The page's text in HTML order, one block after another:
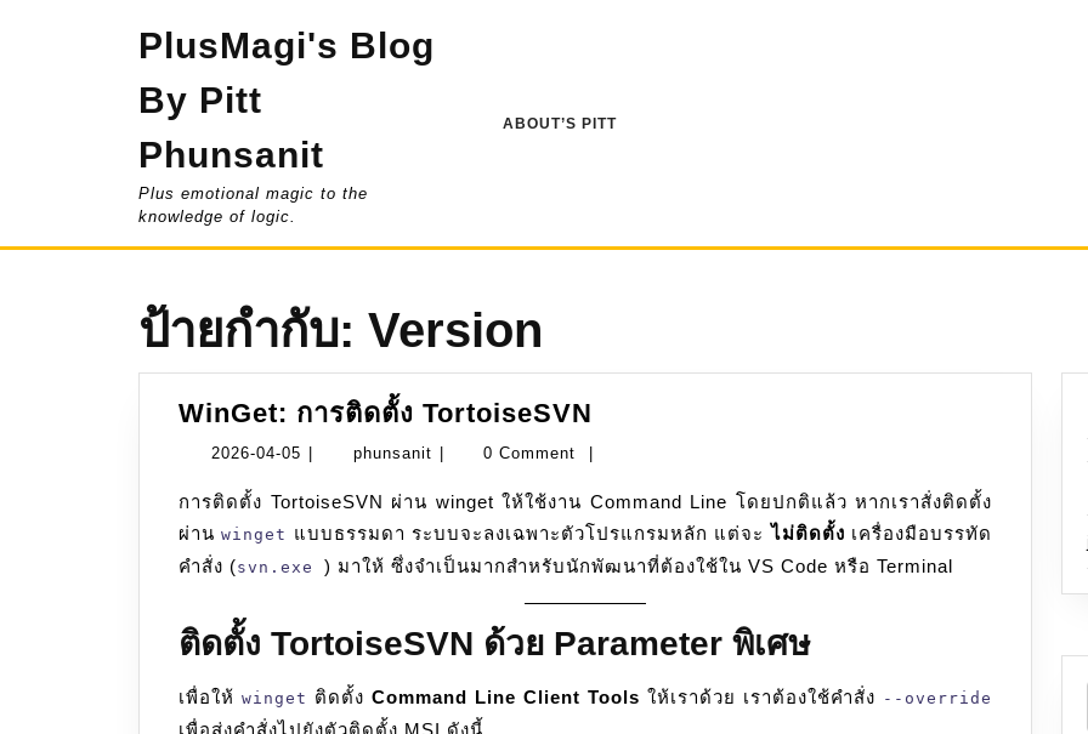
PlusMagi's Blog
By Pitt
Phunsanit
Plus emotional magic to the
knowledge of logic.
ABOUT’S PITT
ป้ายกำกับ: Version
WinGet: การติดตั้ง TortoiseSVN
การ
ตั้ง
TortoiseSVN
2026-04-05 2026-
05
phunsanit phunsanit0 Comment
การติดตั้ง TortoiseSVN ผ่าน winget ให้ใช้งาน Command Line โดยปกติแล้ว หากเราสั่งติดตั้ง
ผ่านwinget แบบธรรมดา ระบบจะลงเฉพาะตัวโปรแกรมหลัก แต่จะไม่ติดตั้ง เครื่องมือบรรทัด
คำสั่ง (svn.exe ) มาให้ ซึ่งจำเป็นมากสำหรับนักพัฒนาที่ต้องใช้ใน VS Code หรือ Terminal
ติดตั้ง TortoiseSVN ด้วย Parameter พิเศษ
เพื่อให้ winget ติดตั้ง Command Line Client Tools ให้เราด้วย เราต้องใช้คำสั่ง --override